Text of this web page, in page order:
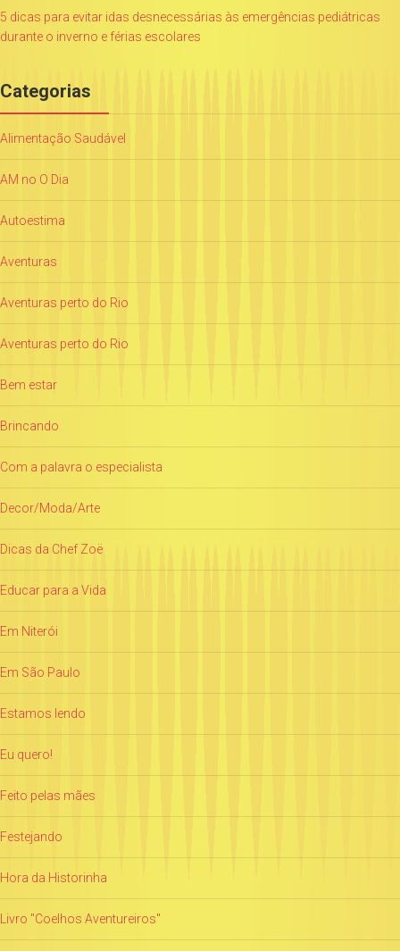
5 dicas para evitar idas desnecessárias às emergências pediátricas
durante o inverno e férias escolares
Categorias
Alimentação Saudável
AM no O Dia
Autoestima
Aventuras
Aventuras perto do Rio
Aventuras perto do Rio
Bem estar
Brincando
Com a palavra o especialista
Decor/Moda/Arte
Dicas da Chef Zoë
Educar para a Vida
Em Niterói
Em São Paulo
Estamos lendo
Eu quero!
Feito pelas mães
Festejando
Hora da Historinha
Livro "Coelhos Aventureiros"